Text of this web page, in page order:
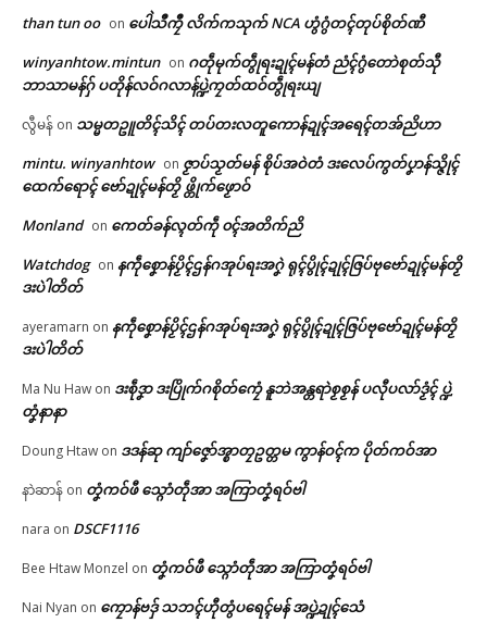
ဌာန်ပရိုၚ်ဗၠးၜးမန်
ရုဲစှ်
Related
အလဵုအသဳဍုၚ်ဗၟာတၟိကဵု လစွံစိုတ်
အာဇြဳယာန် ဗီုလဵုဒှ်ကၠုၚ်မာန်ရော
သတ်ပၞဴတိတ်အောန်တုဲ သတ်ပၞဴမွဲ
မ င္ရုဟ်နွံမံင်စဵုကဵု (၄၀၀) ဒကေဝ်
than tun oo on ပေါဲသဳကၠဳ လိက်ကသုက် NCA ဟွံဂွံတၚ်တုပ်စိုတ်ဏီ
winyanhtow.mintun on ဂတဵုမုက်တွဵုရးဍုၚ်မန်တံ ညံၚ်ဂွံတောဲစုတ်သီု
ဘာသာမန်ဂှ် ပတိုန်လဝ်ဂလာန်ပ္ဍဲကၠတ်ထဝ်တွဵုရးယျ
လွီမန် on သမ္မတဥူတိၚ်သိၚ် တပ်တးလတူကောန်ဍုၚ်အရေၚ်တအ်ညိဟာ
mintu. winyanhtow on ဇၟာပ်သၟတ်မန် စိုပ်အဝဲတံ ဒးလေပ်ကွတ်ပၞာန်သ္ဇိုၚ်
ထေက်ရောၚ် ဗော်ဍုၚ်မန်တၟိ ဖ္တိုက်ဖၟောဝ်
Monland on ကေတ်ခန်လ္ၚတ်ကဵု ၀ၚ်အတိက်ညိ
Watchdog on နကဵုစၞောန်ပၟိၚ်ဌန်ဂအုပ်ရးအဂၞဲ ရုၚ်ပွိုၚ်ဍုၚ်ဇြပ်ဗုဗော်ဍုၚ်မန်တၟိ
ဒးပဲါတိတ်
ayeramarn on နကဵုစၞောန်ပၟိၚ်ဌန်ဂအုပ်ရးအဂၞဲ ရုၚ်ပွိုၚ်ဍုၚ်ဇြပ်ဗုဗော်ဍုၚ်မန်တၟိ
ဒးပဲါတိတ်
Ma Nu Haw on ဒးစဵုဒၞာ ဒးပြိုက်ဂစိုတ်ကၠေံ နူဘဲအန္တရာဲစၟစၟန် ပလီုပလာ်ဒၟံၚ် ပ္ဍဲ
တၞံနာနာ
Doung Htaw on ဒဒန်ဆု ကျာ်ဇၞော်အ္စာတၠဥတ္တမ ကွာန်ဝၚ်က ပိုတ်ကဝ်အာ
နာဲဆာန် on တၞံကဝ်ဖီ သ္ဂောံတဵုအာ အကြာတၞံရဝ်ဗါ
nara on DSCF1116
Bee Htaw Monzel on တၞံကဝ်ဖီ သ္ဂောံတဵုအာ အကြာတၞံရဝ်ဗါ
Nai Nyan on ကၠောန်ဗဒှ် သဘၚ်ဟီုတွံပရေၚ်မန် အပ္ဍဲဍုၚ်သေံ